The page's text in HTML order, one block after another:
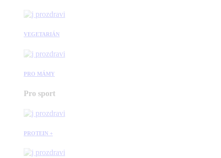
VEGETARIÁN
PRO MÁMY
Pro sport
PROTEIN +